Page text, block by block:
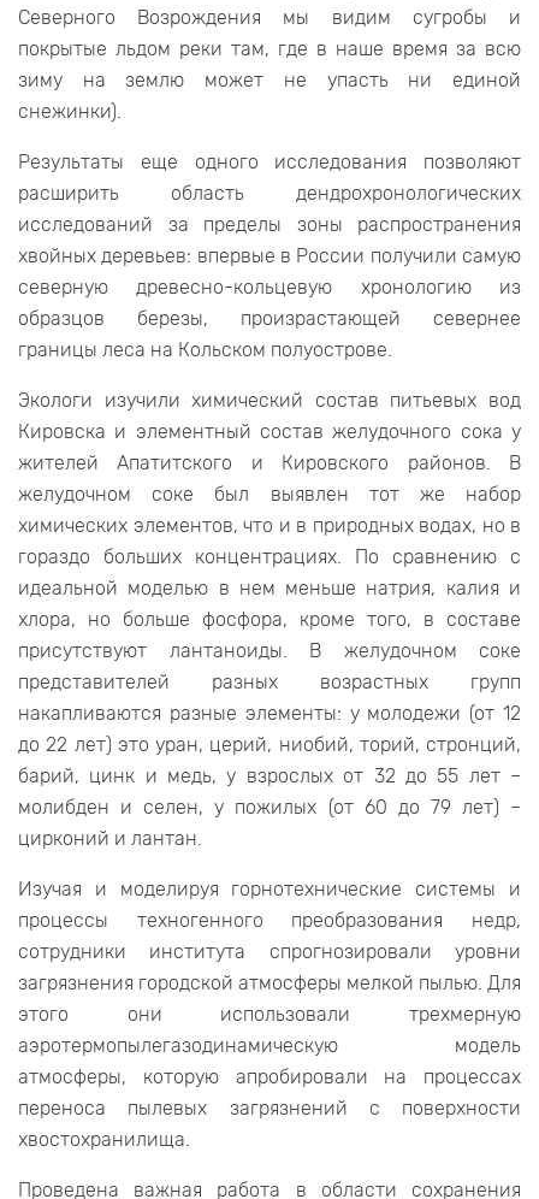
Северного Возрождения мы видим сугробы и
покрытые льдом реки там, где в наше время за всю
зиму на землю может не упасть ни единой
снежинки).
Результаты еще одного исследования позволяют
расширить область дендрохронологических
исследований за пределы зоны распространения
хвойных деревьев: впервые в России получили самую
северную древесно-кольцевую хронологию из
образцов березы, произрастающей севернее
границы леса на Кольском полуострове.
Экологи изучили химический состав питьевых вод
Кировска и элементный состав желудочного сока у
жителей Апатитского и Кировского районов. В
желудочном соке был выявлен тот же набор
химических элементов, что и в природных водах, но в
гораздо больших концентрациях. По сравнению с
идеальной моделью в нем меньше натрия, калия и
хлора, но больше фосфора, кроме того, в составе
присутствуют лантаноиды. В желудочном соке
представителей разных возрастных групп
накапливаются разные элементы: у молодежи (от 12
до 22 лет) это уран, церий, ниобий, торий, стронций,
барий, цинк и медь, у взрослых от 32 до 55 лет –
молибден и селен, у пожилых (от 60 до 79 лет) –
цирконий и лантан.
Изучая и моделируя горнотехнические системы и
процессы техногенного преобразования недр,
сотрудники института спрогнозировали уровни
загрязнения городской атмосферы мелкой пылью. Для
этого они использовали трехмерную
аэротермопылегазодинамическую модель
атмосферы, которую апробировали на процессах
переноса пылевых загрязнений с поверхности
хвостохранилища.
Проведена важная работа в области сохранения